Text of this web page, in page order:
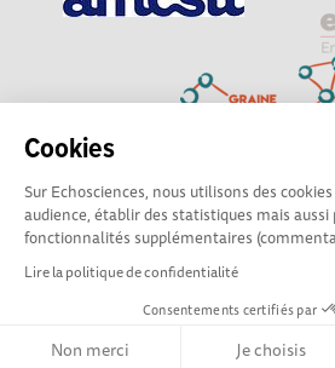
Cookies
Sur Echosciences, nous utilisons des
audience, établir des statistiques mais
fonctionnalités supplémentaires
Lire la politique de confidentialité
Consentements certifiés par
Non merci Je choisis
Explorer, s’exprimer, rentrer en
Hauts-de-France est le réseau social
sciences et de technologies du
Mentions légales|Politique de
Ligne éditoriale